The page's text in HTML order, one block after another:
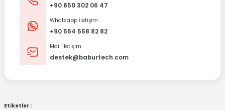
+90 850 302 06 47
Whatsapp İletişim
+90 554 558 82 82
Mail iletişim
destek@baburtech.com
Etiketler :